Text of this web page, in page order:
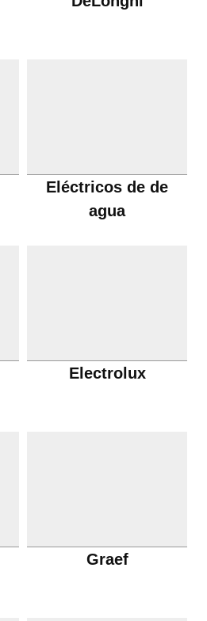
Eléctricos de de
agua
Electrolux
Graef